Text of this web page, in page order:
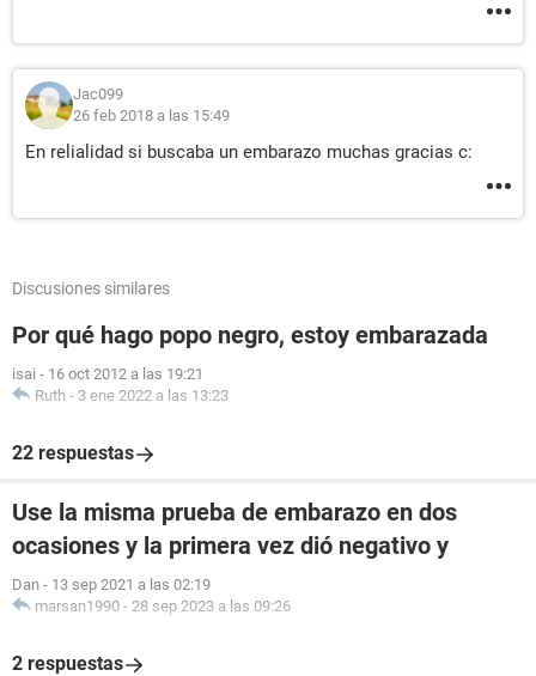
Jac099
26 feb 2018 a las 15:49
En relialidad si buscaba un embarazo muchas gracias c:
Discusiones similares
Por qué hago popo negro, estoy embarazada
isai - 16 oct 2012 a las 19:21
Ruth - 3 ene 2022 a las 13:23
22 respuestas
Use la misma prueba de embarazo en dos
ocasiones y la primera vez dió negativo y
Dan - 13 sep 2021 a las 02:19
marsan1990 - 28 sep 2023 a las 09:26
2 respuestas